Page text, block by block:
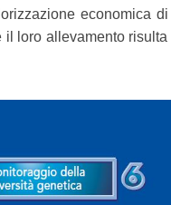
economica
loro allevamento